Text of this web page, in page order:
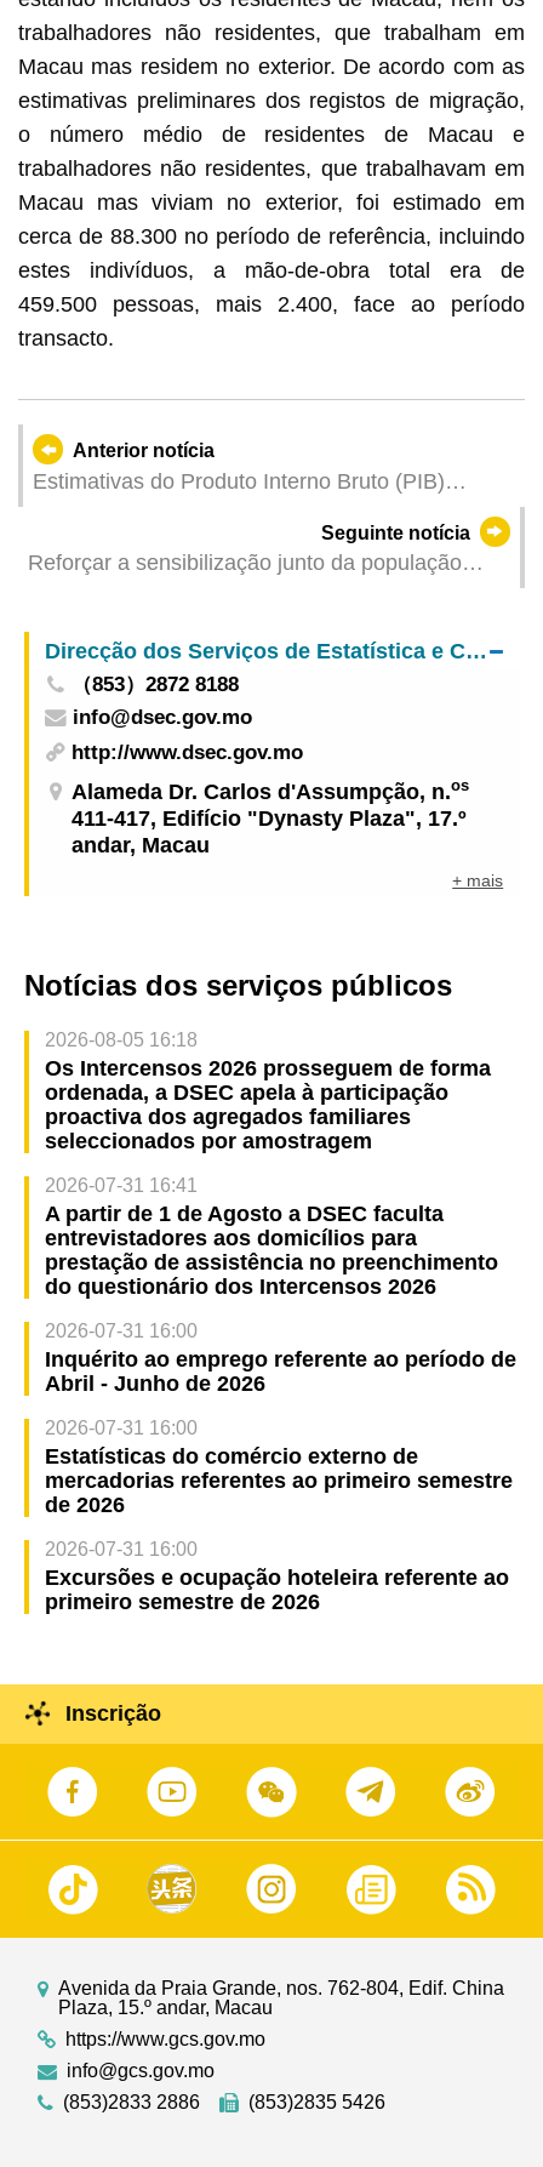
trabalhadores não residentes, que trabalham em
Macau mas residem no exterior. De acordo com as
estimativas preliminares dos registos de migração,
o número médio de residentes de Macau e
trabalhadores não residentes, que trabalhavam em
Macau mas viviam no exterior, foi estimado em
cerca de 88.300 no período de referência, incluindo
estes indivíduos, a mão-de-obra total era de
459.500 pessoas, mais 2.400, face ao período
transacto.
Anterior notícia
Estimativas do Produto Interno Bruto (PIB)
Seguinte notícia
Reforçar a sensibilização junto da população
com jogos online e prémios
Direcção dos Serviços de Estatística e Censos
（853）2872 8188
info@dsec.gov.mo
http://www.dsec.gov.mo
Alameda Dr. Carlos d'Assumpção, n.os
411-417, Edifício "Dynasty Plaza", 17.º
andar, Macau
+ mais
Notícias dos serviços públicos
2026-08-05 16:18
Os Intercensos 2026 prosseguem de forma
ordenada, a DSEC apela à participação
proactiva dos agregados familiares
seleccionados por amostragem
2026-07-31 16:41
A partir de 1 de Agosto a DSEC faculta
entrevistadores aos domicílios para
prestação de assistência no preenchimento
do questionário dos Intercensos 2026
2026-07-31 16:00
Inquérito ao emprego referente ao período de
Abril - Junho de 2026
2026-07-31 16:00
Estatísticas do comércio externo de
mercadorias referentes ao primeiro semestre
de 2026
2026-07-31 16:00
Excursões e ocupação hoteleira referente ao
primeiro semestre de 2026
Inscrição
Avenida da Praia Grande, nos. 762-804, Edif. China
Plaza, 15.º andar, Macau
https://www.gcs.gov.mo
info@gcs.gov.mo
(853)2833 2886
(853)2835 5426